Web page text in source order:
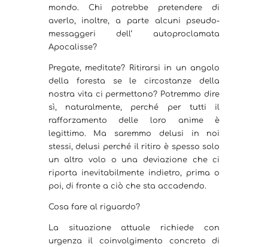
mondo. Chi potrebbe pretendere di
averlo, inoltre, a parte alcuni pseudo-
messaggeri dell’ autoproclamata
Apocalisse?
Pregate, meditate? Ritirarsi in un angolo
della foresta se le circostanze della
nostra vita ci permettono? Potremmo dire
sì, naturalmente, perché per tutti il
rafforzamento delle loro anime è
legittimo. Ma saremmo delusi in noi
stessi, delusi perché il ritiro è spesso solo
un altro volo o una deviazione che ci
riporta inevitabilmente indietro, prima o
poi, di fronte a ciò che sta accadendo.
Cosa fare al riguardo?
La situazione attuale richiede con
urgenza il coinvolgimento concreto di